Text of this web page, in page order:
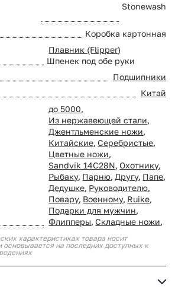
Stonewash
Коробка картонная
Плавник (Flipper)
Шпенек под обе руки
Подшипники
Китай
до 5000,
Из нержавеющей стали,
Джентльменские ножи,
Китайские, Серебристые,
Цветные ножи,
Sandvik 14C28N, Охотнику,
Рыбаку, Парню, Другу, Папе,
Дедушке, Руководителю,
Повару, Военному, Ruike,
Подарки для мужчин,
Флипперы, Складные ножи,
характеристиках товара носит
основывается на последних доступных к